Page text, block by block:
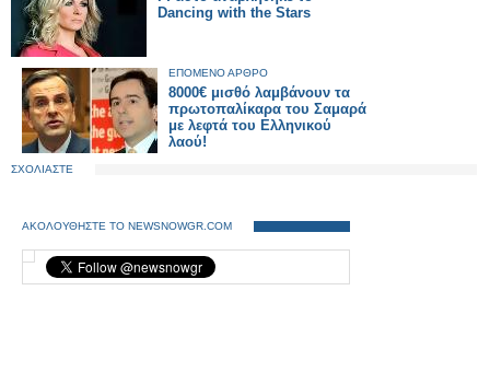
Dancing with the Stars
ΕΠΟΜΕΝΟ ΑΡΘΡΟ
8000€ μισθό λαμβάνουν τα
πρωτοπαλίκαρα του Σαμαρά
με λεφτά του Ελληνικού
λαού!
ΣΧΟΛΙΑΣΤΕ
ΑΚΟΛΟΥΘΗΣΤΕ ΤΟ NEWSNOWGR.COM